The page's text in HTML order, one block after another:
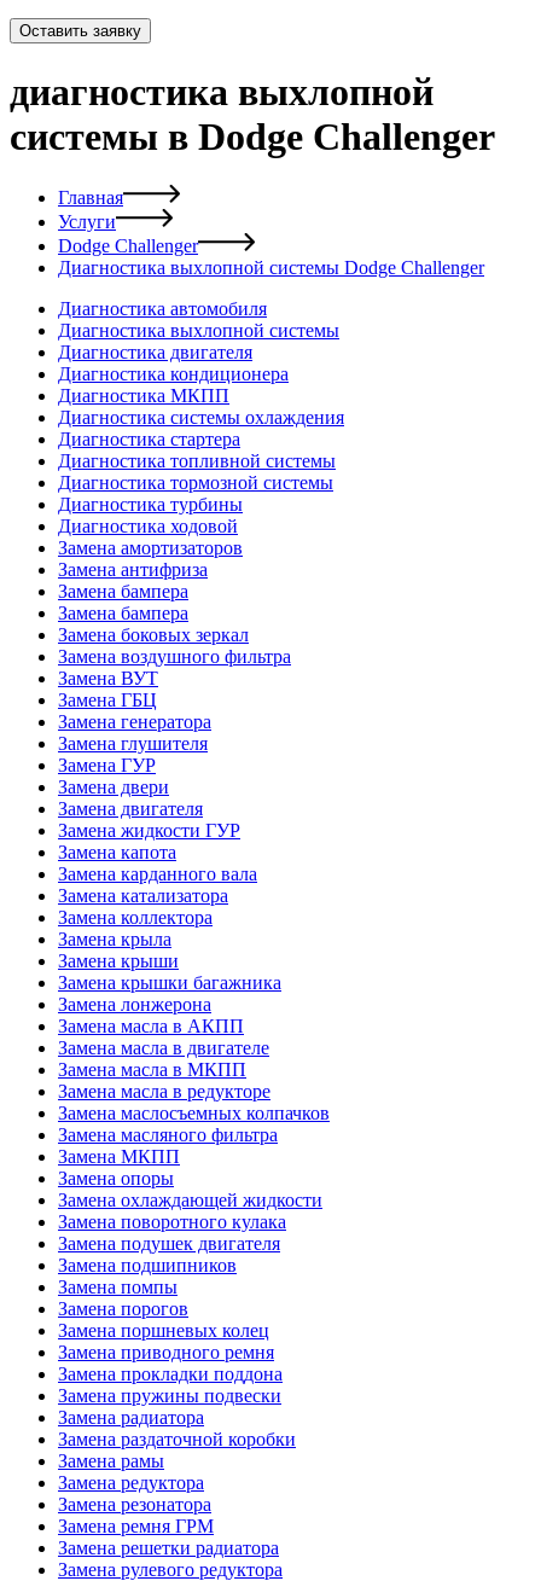
Оставить заявку
диагностика выхлопной
системы в Dodge Challenger
Главная
Услуги
Dodge Challenger
Диагностика выхлопной системы Dodge Challenger
Диагностика автомобиля
Диагностика выхлопной системы
Диагностика двигателя
Диагностика кондиционера
Диагностика МКПП
Диагностика системы охлаждения
Диагностика стартера
Диагностика топливной системы
Диагностика тормозной системы
Диагностика турбины
Диагностика ходовой
Замена амортизаторов
Замена антифриза
Замена бампера
Замена бампера
Замена боковых зеркал
Замена воздушного фильтра
Замена ВУТ
Замена ГБЦ
Замена генератора
Замена глушителя
Замена ГУР
Замена двери
Замена двигателя
Замена жидкости ГУР
Замена капота
Замена карданного вала
Замена катализатора
Замена коллектора
Замена крыла
Замена крыши
Замена крышки багажника
Замена лонжерона
Замена масла в АКПП
Замена масла в двигателе
Замена масла в МКПП
Замена масла в редукторе
Замена маслосъемных колпачков
Замена масляного фильтра
Замена МКПП
Замена опоры
Замена охлаждающей жидкости
Замена поворотного кулака
Замена подушек двигателя
Замена подшипников
Замена помпы
Замена порогов
Замена поршневых колец
Замена приводного ремня
Замена прокладки поддона
Замена пружины подвески
Замена радиатора
Замена раздаточной коробки
Замена рамы
Замена редуктора
Замена резонатора
Замена ремня ГРМ
Замена решетки радиатора
Замена рулевого редуктора